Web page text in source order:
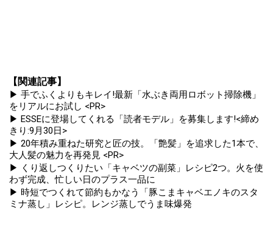
【関連記事】
▶ 手でふくよりもキレイ!最新「水ぶき両用ロボット掃除機」
をリアルにお試し <PR>
▶ ESSEに登場してくれる「読者モデル」を募集します!<締め
きり:9月30日>
▶ 20年積み重ねた研究と匠の技。「艶髪」を追求した1本で、
大人髪の魅力を再発見 <PR>
▶ くり返しつくりたい「キャベツの副菜」レシピ2つ。火を使
わず完成、忙しい日のプラス一品に
▶ 時短でつくれて節約もかなう「豚こまキャベエノキのスタ
ミナ蒸し」レシピ。レンジ蒸しでうま味爆発